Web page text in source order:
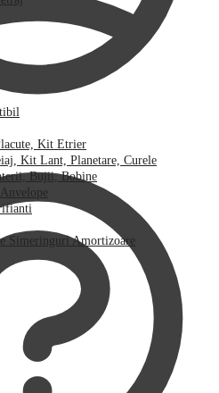
Kit Etrier
Kit Lant, Planetare, Curele
Bujii, Bobine
Simeringuri Amortizoare